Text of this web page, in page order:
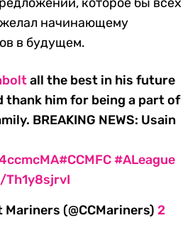
начинающему
в будущем.
all the best in his future
thank him for being a part of
BREAKING NEWS: Usain
#CCMFC#ALeague
(@CCMariners) 2